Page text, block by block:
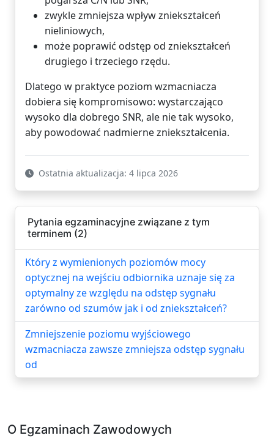
zwykle zmniejsza wpływ zniekształceń
nieliniowych,
może poprawić odstęp od zniekształceń
drugiego i trzeciego rzędu.
Dlatego w praktyce poziom wzmacniacza
dobiera się kompromisowo: wystarczająco
wysoko dla dobrego SNR, ale nie tak wysoko,
aby powodować nadmierne zniekształcenia.
Ostatnia aktualizacja: 4 lipca 2026
Pytania egzaminacyjne związane z tym
terminem (2)
Który z wymienionych poziomów mocy
optycznej na wejściu odbiornika uznaje się za
optymalny ze względu na odstęp sygnału
zarówno od szumów jak i od zniekształceń?
Zmniejszenie poziomu wyjściowego
wzmacniacza zawsze zmniejsza odstęp sygnału
od
O Egzaminach Zawodowych